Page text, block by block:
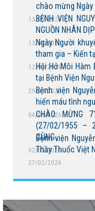
chào mừng Ngày
13/05/2026
BỆNH VIỆN
NGUỒN NHÂN
13/04/2026
Ngày Người
tham gia – Kiến
12/04/2026
Hội Hở Môi Hàm
tại Bệnh Viện
29/03/2026
Bệnh viện Nguyễn Đình Chiểu
hiến máu tình
04/03/2026
CHÀO MỪNG
(27/02/1955 –
CÙNG...
02/03/2026
Bệnh viện
Thầy Thuốc Việt
27/02/2026